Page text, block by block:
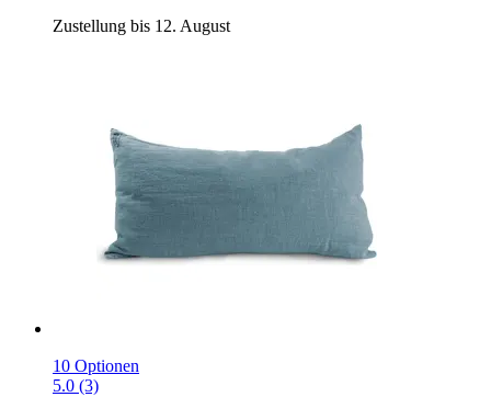
Zustellung bis 12. August
10 Optionen
5.0 (3)